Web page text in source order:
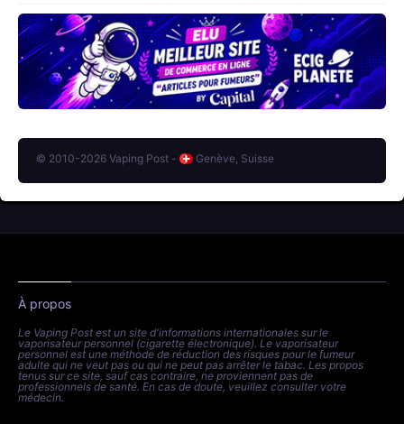
© 2010-2026 Vaping Post - Genève, Suisse
À propos
Le Vaping Post est un site d'informations internationales sur le
vaporisateur personnel (cigarette électronique). Le vaporisateur
personnel est une méthode de réduction des risques pour le fumeur
adulte qui ne veut pas ou qui ne peut pas arrêter le tabac. Les propos
tenus sur ce site, sauf cas contraire, ne proviennent pas de
professionnels de santé. En cas de doute, veuillez consulter votre
médecin.